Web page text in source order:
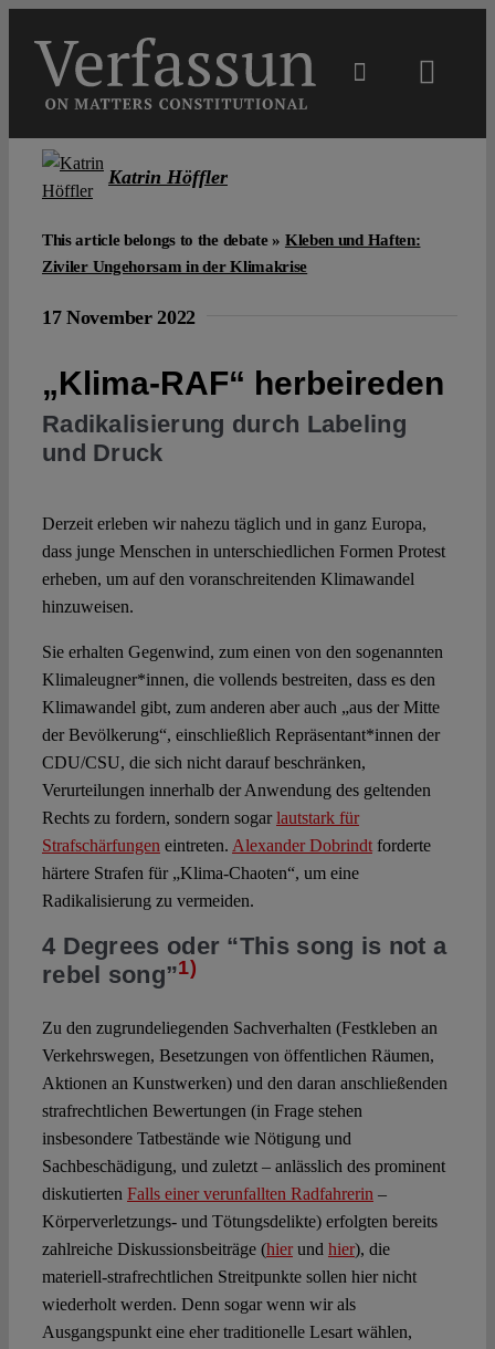
content
Main
Authors
Katrin Höffler
This article belongs to the debate » Kleben und Haften:
Ziviler Ungehorsam in der Klimakrise
17 November 2022
„Klima-RAF“ herbeireden
Radikalisierung durch Labeling
und Druck
Derzeit erleben wir nahezu täglich und in ganz Europa,
dass junge Menschen in unterschiedlichen Formen Protest
erheben, um auf den voranschreitenden Klimawandel
hinzuweisen.
Sie erhalten Gegenwind, zum einen von den sogenannten
Klimaleugner*innen, die vollends bestreiten, dass es den
Klimawandel gibt, zum anderen aber auch „aus der Mitte
der Bevölkerung“, einschließlich Repräsentant*innen der
CDU/CSU, die sich nicht darauf beschränken,
Verurteilungen innerhalb der Anwendung des geltenden
Rechts zu fordern, sondern sogarlautstark für
Strafschärfungen eintreten. Alexander Dobrindtforderte
härtere Strafen für „Klima-Chaoten“, um eine
Radikalisierung zu vermeiden.
4 Degrees oder “This song is not a
rebel song”1)
Zu den zugrundeliegenden Sachverhalten (Festkleben an
Verkehrswegen, Besetzungen von öffentlichen Räumen,
Aktionen an Kunstwerken) und den daran anschließenden
strafrechtlichen Bewertungen (in Frage stehen
insbesondere Tatbestände wie Nötigung und
Sachbeschädigung, und zuletzt – anlässlich des prominent
diskutierten Falls einer verunfallten Radfahrerin –
Körperverletzungs- und Tötungsdelikte) erfolgten bereits
zahlreiche Diskussionsbeiträge (hierund hier), die
materiell-strafrechtlichen Streitpunkte sollen hier nicht
wiederholt werden. Denn sogar wenn wir als
Ausgangspunkt eine eher traditionelle Lesart wählen,